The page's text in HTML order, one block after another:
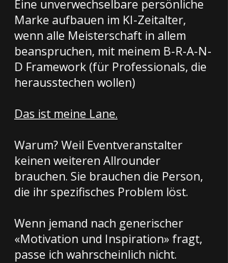
Eine unverwechselbare persönliche
Marke aufbauen im KI-Zeitalter,
wenn alle Meisterschaft in allem
beanspruchen, mit meinem B-R-A-N-
D Framework (für Professionals, die
herausstechen wollen)
Das ist meine Lane.
Warum? Weil Eventveranstalter
keinen weiteren Allrounder
brauchen. Sie brauchen die Person,
die ihr spezifisches Problem löst.
Wenn jemand nach generischer
«Motivation und Inspiration» fragt,
passe ich wahrscheinlich nicht.